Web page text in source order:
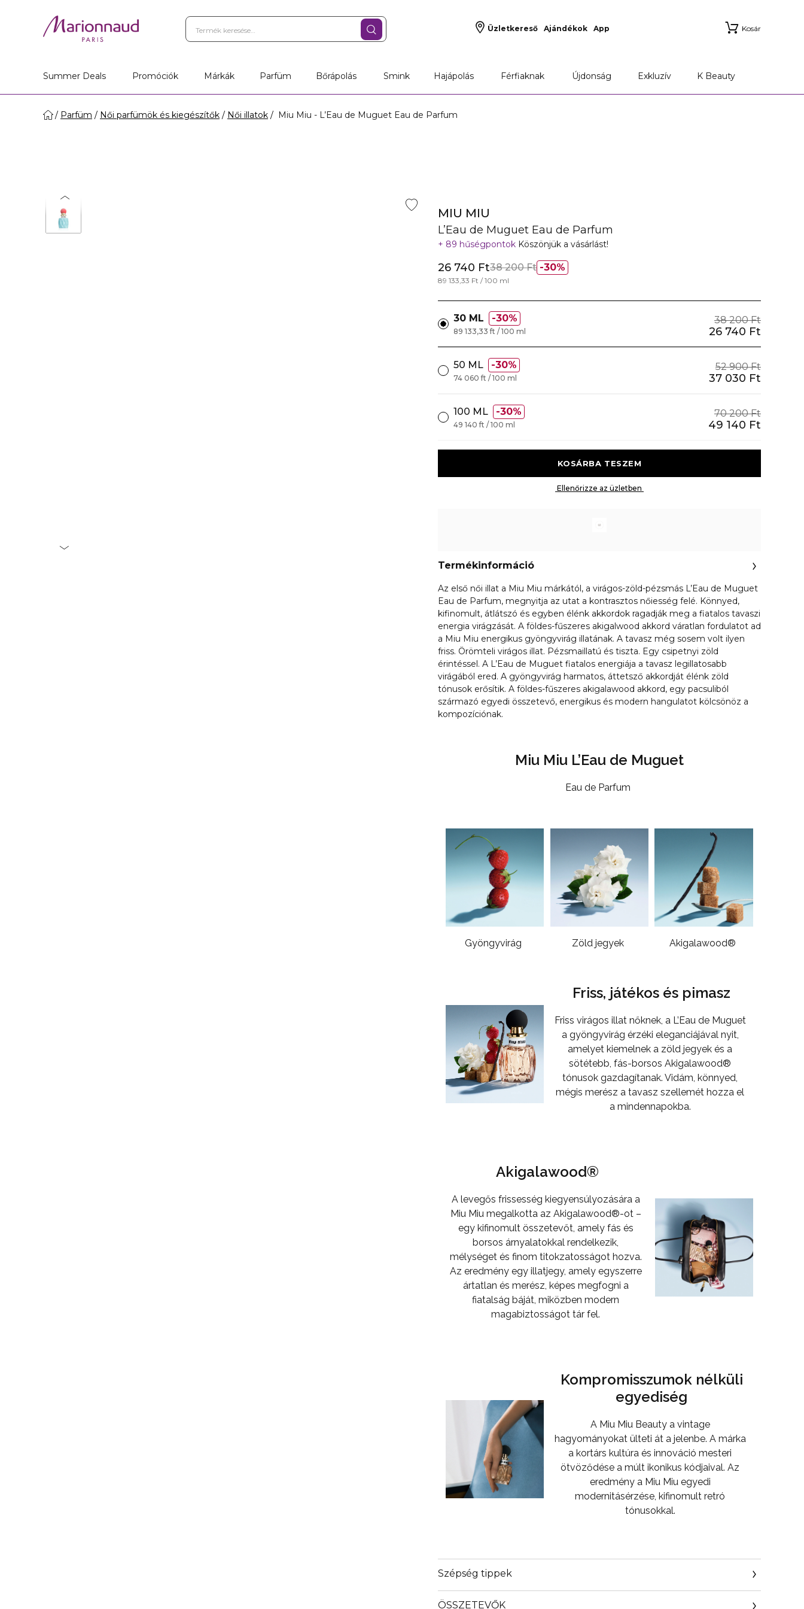
Üzletkereső Ajándékok App Kosár
Summer Deals Promóciók Márkák Parfüm Bőrápolás Smink Hajápolás Férfiaknak Újdonság Exkluzív K Beauty
Parfüm Női parfümök és kiegészítők Női illatok Miu Miu - L’Eau de Muguet Eau de Parfum
MIU MIU
L’Eau de Muguet Eau de Parfum
89 hűségpontok Köszönjük a vásárlást!
30%
26 740 Ft38 200 Ft
89 133,33 Ft / 100 ml
30 ML 30% 38 200 Ft
26 740 Ft
89 133,33 ft / 100 ml
50 ML 30% 52 900 Ft
37 030 Ft
74 060 ft / 100 ml
100 ML 30% 70 200 Ft
49 140 Ft
49 140 ft / 100 ml
Termékinformáció
Az első női illat a Miu Miu márkától, a virágos-zöld-pézsmás L’Eau de Muguet
Eau de Parfum, megnyitja az utat a kontrasztos nőiesség felé. Könnyed,
kifinomult, átlátszó és egyben élénk akkordok ragadják meg a fiatalos tavaszi
energia virágzását. A földes-fűszeres akigalwood akkord váratlan fordulatot ad
a Miu Miu energikus gyöngyvirág illatának. A tavasz még sosem volt ilyen
friss. Örömteli virágos illat. Pézsmaillatú és tiszta. Egy csipetnyi zöld
érintéssel. A L’Eau de Muguet fiatalos energiája a tavasz legillatosabb
virágából ered. A gyöngyvirág harmatos, áttetsző akkordját élénk zöld
tónusok erősítik. A földes-fűszeres akigalawood akkord, egy pacsuliból
származó egyedi összetevő, energikus és modern hangulatot kölcsönöz a
kompozíciónak.
Miu Miu L’Eau de Muguet
Eau de Parfum
Gyöngyvirág Zöld jegyek Akigalawood®
Friss, játékos és pimasz
Friss virágos illat nőknek, a L’Eau de Muguet
a gyöngyvirág érzéki eleganciájával nyit,
amelyet kiemelnek a zöld jegyek és a
sötétebb, fás-borsos Akigalawood®
tónusok gazdagítanak. Vidám, könnyed,
mégis merész a tavasz szellemét hozza el
a mindennapokba.
Akigalawood®
A levegős frissesség kiegyensúlyozására a
Miu Miu megalkotta az Akigalawood®-ot –
egy kifinomult összetevőt, amely fás és
borsos árnyalatokkal rendelkezik,
mélységet és finom titokzatosságot hozva.
Az eredmény egy illatjegy, amely egyszerre
ártatlan és merész, képes megfogni a
fiatalság báját, miközben modern
magabiztosságot tár fel.
Kompromisszumok nélküli
egyediség
A Miu Miu Beauty a vintage
hagyományokat ülteti át a jelenbe. A márka
a kortárs kultúra és innováció mesteri
ötvöződése a múlt ikonikus kódjaival. Az
eredmény a Miu Miu egyedi
modernitásérzése, kifinomult retró
tónusokkal.
Szépség tippek
ÖSSZETEVŐK